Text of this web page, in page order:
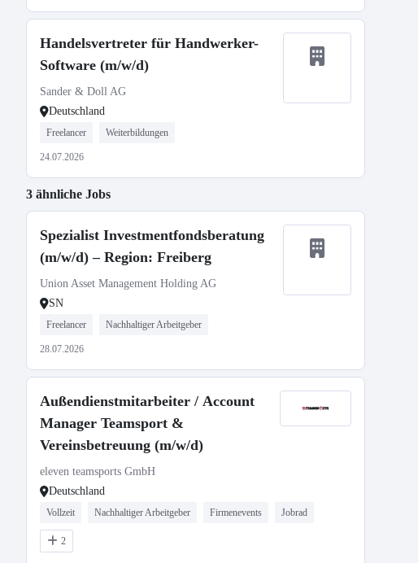
Handelsvertreter für Handwerker-
Software (m/w/d)
Sander & Doll AG
Deutschland
Freelancer Weiterbildungen
24.07.2026
3 ähnliche Jobs
Spezialist Investmentfondsberatung
(m/w/d) – Region: Freiberg
Union Asset Management Holding AG
SN
Freelancer Nachhaltiger Arbeitgeber
28.07.2026
Außendienstmitarbeiter / Account
Manager Teamsport &
Vereinsbetreuung (m/w/d)
eleven teamsports GmbH
Deutschland
Vollzeit Nachhaltiger Arbeitgeber Firmenevents Jobrad
2